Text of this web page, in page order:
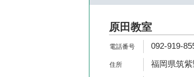
原田教室
092-919-
福岡県筑